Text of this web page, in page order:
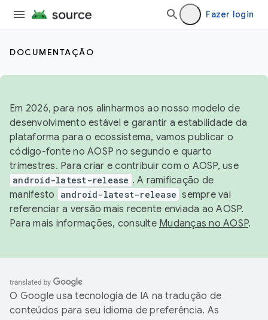
Fazer login
DOCUMENTAÇÃO
Em 2026, para nos alinharmos ao nosso modelo de
desenvolvimento estável e garantir a estabilidade da
plataforma para o ecossistema, vamos publicar o
código-fonte no AOSP no segundo e quarto
trimestres. Para criar e contribuir com o AOSP, use
android-latest-release . A ramificação de
manifesto
android-latest-release sempre vai
referenciar a versão mais recente enviada ao AOSP.
Para mais informações, consulte Mudanças no AOSP.
O Google usa tecnologia de IA na tradução de
conteúdos para seu idioma de preferência. As